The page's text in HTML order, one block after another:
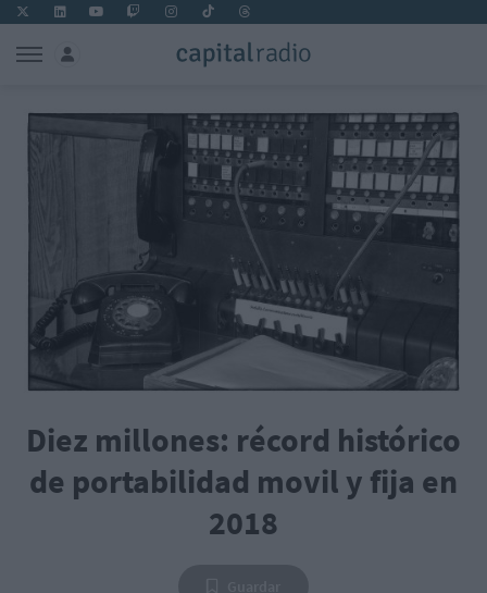
Diez millones: récord histórico
de portabilidad movil y fija en
2018